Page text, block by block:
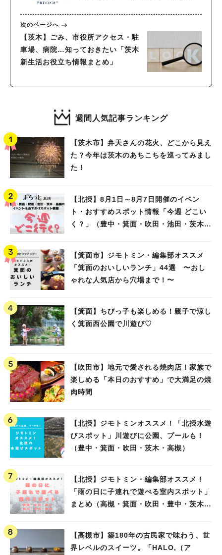
次のページへ
【茨木】ごみ、市役所アクセス・駐
車場、病院…知っておきたい「茨木
新生活お役立ち情報まとめ」
週間人気記事ランキング
【茨木市】弁天さんの花火、どこから見え
た？今年は茨木のあちこちを巡ってみまし
た！
【北摂】8月1日～8月7日開催のイベン
ト・おすすめスポット情報「今週 どこい
く？」（豊中・箕面・吹田・池田・茨木・
【箕面市】ジモトミン・編集部オススメ
「箕面のおいしいランチ」44選 〜おし
ゃれな人気店から穴場まで！〜
【箕面】ちびっ子も楽しめる！親子で涼し
く箕面西公園で川遊び♡
【吹田市】地元で愛される焼肉店！家族で
楽しめる「本日のおすすめ」で大満足の焼
肉時間
【北摂】ジモトミンオススメ！「北摂水遊
びスポット」川遊びに公園、プールも！
（豊中・箕面・吹田・茨木・高槻）
【北摂】ジモトミン・編集部オススメ！
「雨の日に子連れで遊べる室内スポット」
まとめ（高槻・箕面・吹田・豊中・茨木・
【高槻市】築180年の古民家で味わう、世
界レベルのスイーツ。「HALO,（ア